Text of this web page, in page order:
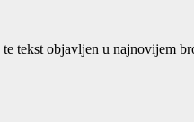
te tekst objavljen u